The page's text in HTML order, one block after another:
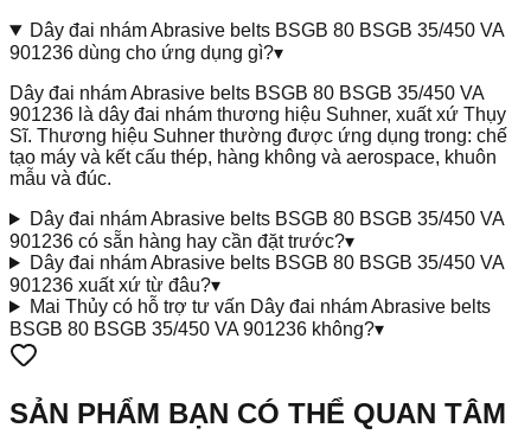
Dây đai nhám Abrasive belts BSGB 80 BSGB 35/450 VA
901236 dùng cho ứng dụng gì?▾
Dây đai nhám Abrasive belts BSGB 80 BSGB 35/450 VA
901236 là dây đai nhám thương hiệu Suhner, xuất xứ Thụy
Sĩ. Thương hiệu Suhner thường được ứng dụng trong: chế
tạo máy và kết cấu thép, hàng không và aerospace, khuôn
mẫu và đúc.
Dây đai nhám Abrasive belts BSGB 80 BSGB 35/450 VA
901236 có sẵn hàng hay cần đặt trước?▾
Dây đai nhám Abrasive belts BSGB 80 BSGB 35/450 VA
901236 xuất xứ từ đâu?▾
Mai Thủy có hỗ trợ tư vấn Dây đai nhám Abrasive belts
BSGB 80 BSGB 35/450 VA 901236 không?▾
SẢN PHẨM BẠN CÓ THỂ QUAN TÂM